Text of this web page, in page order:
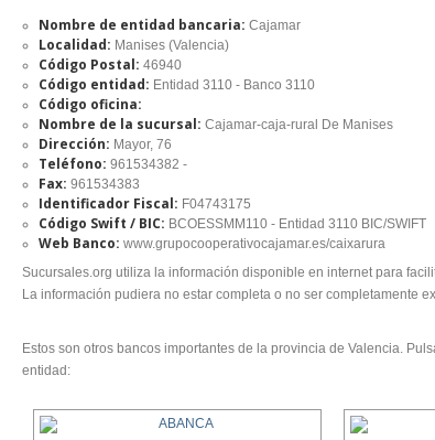
Nombre de entidad bancaria: Cajamar
Localidad: Manises (Valencia)
Código Postal: 46940
Código entidad: Entidad 3110 - Banco 3110
Código oficina:
Nombre de la sucursal: Cajamar-caja-rural De Manises
Dirección: Mayor, 76
Teléfono: 961534382 -
Fax: 961534383
Identificador Fiscal: F04743175
Código Swift / BIC: BCOESSMM110 - Entidad 3110 BIC/SWIFT
Web Banco: www.grupocooperativocajamar.es/caixarura
Sucursales.org utiliza la información disponible en internet para
La información pudiera no estar completa o no ser completamente
Estos son otros bancos importantes de la provincia de Valencia.
entidad: